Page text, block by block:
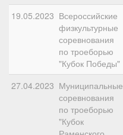
19.05.2023 Всероссийские
физкультурные
соревнования
по троеборью
"Кубок Победы"
27.04.2023 Муниципальные
соревнования
по троеборью
"Кубок